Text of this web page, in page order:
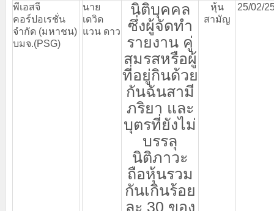
พีเอสจี
คอร์ปอเรชั่น
จำกัด (มหาชน)
บมจ.(PSG)
นาย
เดวิด
แวน ดาว
นิติบุคคล
ซึ่งผู้จัดทำ
รายงาน คู่
สมรสหรือผู้
ที่อยู่กินด้วย
กันฉันสามี
ภริยา และ
บุตรที่ยังไม่
บรรลุ
นิติภาวะ
ถือหุ้นรวม
กันเกินร้อย
ละ 30 ของ
หุ้น
สามัญ
25/02/